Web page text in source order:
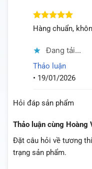
Được xếp
hạng
Hàng chuẩn,
Đang tải...
Thảo luận
• 19/01/2026
Hỏi đáp sản phẩm
Thảo luận cùng Hoàng
Đặt câu hỏi về tương
trạng sản phẩm.